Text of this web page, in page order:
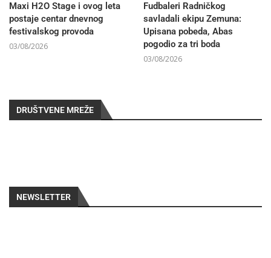
Maxi H2O Stage i ovog leta
postaje centar dnevnog
festivalskog provoda
03/08/2026
Fudbaleri Radničkog
savladali ekipu Zemuna:
Upisana pobeda, Abas
pogodio za tri boda
03/08/2026
DRUŠTVENE MREŽE
NEWSLETTER